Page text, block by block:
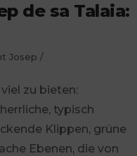
de sa Talaia:
Josep
zu bieten:
typisch
Klippen, grüne
Ebenen, die von